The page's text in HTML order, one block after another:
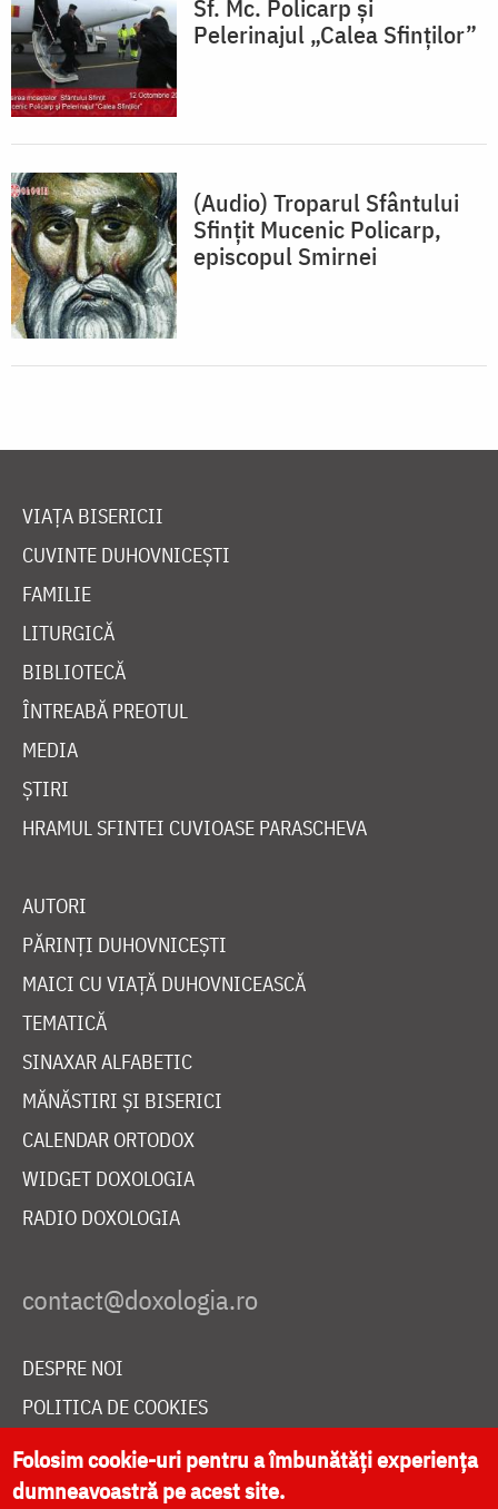
Sf. Mc. Policarp și
Pelerinajul „Calea Sfinților”
(Audio) Troparul Sfântului
Sfinţit Mucenic Policarp,
episcopul Smirnei
VIAȚA BISERICII
CUVINTE DUHOVNICEȘTI
FAMILIE
LITURGICĂ
BIBLIOTECĂ
ÎNTREABĂ PREOTUL
MEDIA
ȘTIRI
HRAMUL SFINTEI CUVIOASE PARASCHEVA
AUTORI
PĂRINȚI DUHOVNICEȘTI
MAICI CU VIAȚĂ DUHOVNICEASCĂ
TEMATICĂ
SINAXAR ALFABETIC
MĂNĂSTIRI ȘI BISERICI
CALENDAR ORTODOX
WIDGET DOXOLOGIA
RADIO DOXOLOGIA
DESPRE NOI
POLITICA DE COOKIES
DONEAZĂ ONLINE PENTRU CATEDRALA NAȚIONALĂ
Folosim cookie-uri pentru a îmbunătăți experiența
dumneavoastră pe acest site.